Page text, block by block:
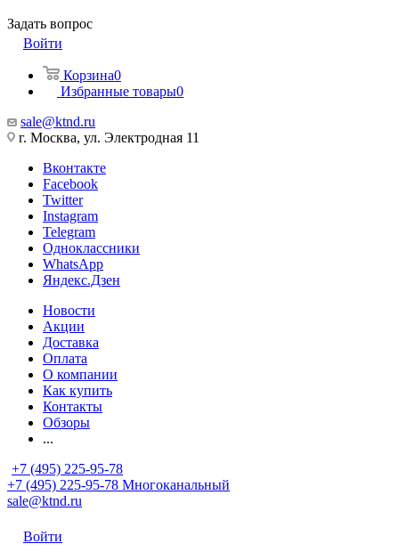
Задать вопрос
Войти
Корзина0
Избранные товары0
sale@ktnd.ru
г. Москва, ул. Электродная 11
Вконтакте
Facebook
Twitter
Instagram
Telegram
Одноклассники
WhatsApp
Яндекс.Дзен
Новости
Акции
Доставка
Оплата
О компании
Как купить
Контакты
Обзоры
...
+7 (495) 225-95-78
+7 (495) 225-95-78 Многоканальный
sale@ktnd.ru
Войти